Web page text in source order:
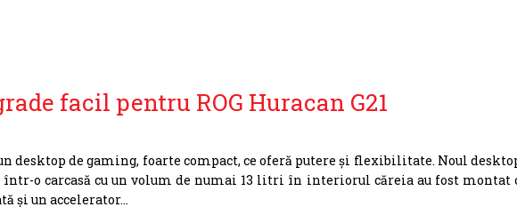
facil pentru ROG Huracan G21
un desktop de gaming, foarte compact, ce oferă putere și flexibilitate. Noul
într-o carcasă cu un volum de numai 13 litri în interiorul căreia au fost montat
și un accelerator